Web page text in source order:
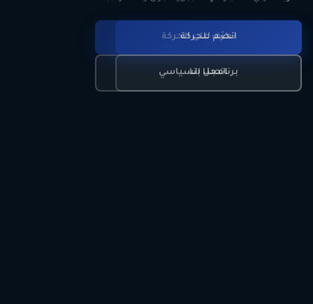
تعرّف على الحركة
برنامجنا السياسي
انضم للحركة
اتصل بنا